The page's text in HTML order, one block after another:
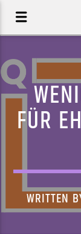
FÜR
WRITTEN